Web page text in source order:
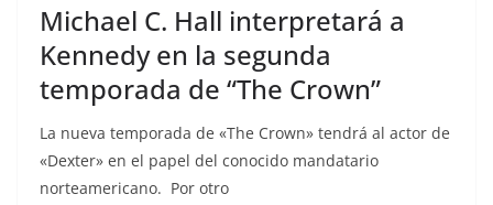
Michael C. Hall interpretará a
Kennedy en la segunda
temporada de “The Crown”
La nueva temporada de «The Crown» tendrá al actor de
«Dexter» en el papel del conocido mandatario
norteamericano. Por otro